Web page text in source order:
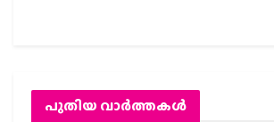
പുതിയ വാര്‍ത്തകള്‍